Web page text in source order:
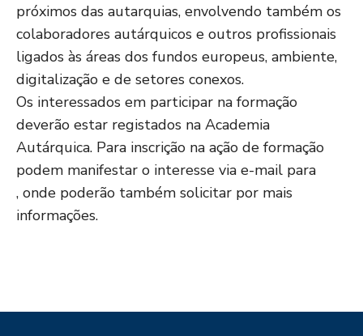
próximos das autarquias, envolvendo também os
colaboradores autárquicos e outros profissionais
ligados às áreas dos fundos europeus, ambiente,
digitalização e de setores conexos.
Os interessados em participar na formação
deverão estar registados na Academia
Autárquica. Para inscrição na ação de formação
podem manifestar o interesse via e-mail para
, onde poderão também solicitar por mais
informações.